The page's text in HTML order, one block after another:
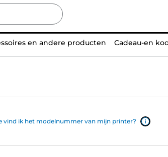
en andere producten Cadeau-en
vind ik het modelnummer van mijn printer?